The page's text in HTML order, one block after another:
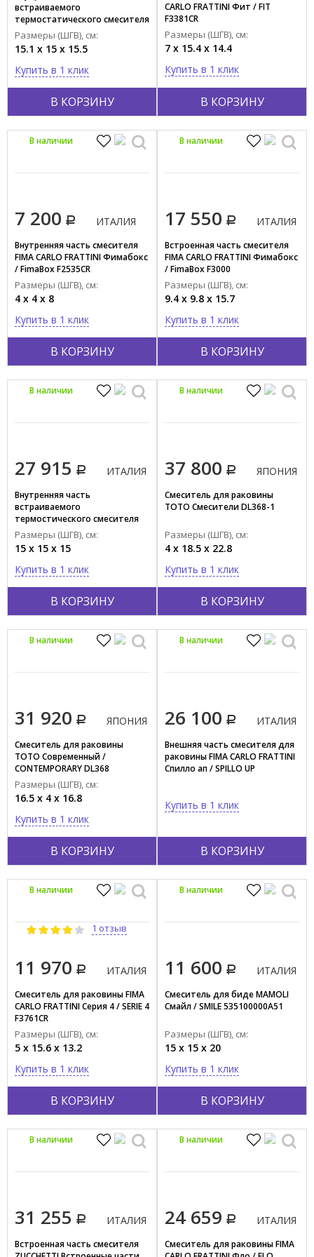
Тип поверхности
Глянцевый
Матовый
Установка
На борт
На раковину
Напольная
Настенная
Стиль
Hi-tech
Модерн
Ретро
ГЕРМАНИЯ
ИТАЛИЯ
ЯПОНИЯ
В КОРЗИНУ
встраиваемого
термостатического смесителя
для душа MAMOLI Пико / PICO
271100000027
Размеры (ШГВ), см:
15.1 x 15 x 15.5
Купить в 1 клик
В КОРЗИНУ
CARLO FRATTINI Фит / FIT
F3381CR
Размеры (ШГВ), см:
7 x 15.4 x 14.4
Купить в 1 клик
7 200
В КОРЗИНУ
ИТАЛИЯ
Внутренняя часть смесителя
FIMA CARLO FRATTINI Фимабокс
/ FimaBox F2535CR
Размеры (ШГВ), см:
4 x 4 x 8
Купить в 1 клик
В наличии
17 550
В КОРЗИНУ
ИТАЛИЯ
Встроенная часть смесителя
FIMA CARLO FRATTINI Фимабокс
/ FimaBox F3000
Размеры (ШГВ), см:
9.4 x 9.8 x 15.7
Купить в 1 клик
В наличии
27 915
В КОРЗИНУ
ИТАЛИЯ
Внутренняя часть
встраиваемого
термостического смесителя
для душа MAMOLI Евклид /
EUCLIDE 271000000027
Размеры (ШГВ), см:
15 x 15 x 15
Купить в 1 клик
В наличии
37 800
В КОРЗИНУ
ЯПОНИЯ
Смеситель для раковины
TOTO Смесители DL368-1
Размеры (ШГВ), см:
4 x 18.5 x 22.8
Купить в 1 клик
В наличии
31 920
В КОРЗИНУ
ЯПОНИЯ
Смеситель для раковины
TOTO Современный /
CONTEMPORARY DL368
Размеры (ШГВ), см:
16.5 x 4 x 16.8
Купить в 1 клик
В наличии
26 100
В КОРЗИНУ
ИТАЛИЯ
Внешняя часть смесителя для
раковины FIMA CARLO FRATTINI
Спилло ап / SPILLO UP
Купить в 1 клик
В наличии
1 отзыв
11 970
В КОРЗИНУ
ИТАЛИЯ
Смеситель для раковины FIMA
CARLO FRATTINI Серия 4 / SERIE 4
F3761CR
Размеры (ШГВ), см:
5 x 15.6 x 13.2
Купить в 1 клик
В наличии
11 600
В КОРЗИНУ
ИТАЛИЯ
Смеситель для биде MAMOLI
Смайл / SMILE 535100000A51
Размеры (ШГВ), см:
15 x 15 x 20
Купить в 1 клик
В наличии
31 255 ИТАЛИЯ
Встроенная часть смесителя
В наличии
24 659 ИТАЛИЯ
Смеситель для раковины FIMA
В наличии